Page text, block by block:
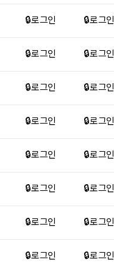
🔒 로그인 🔒 로그인
🔒 로그인 🔒 로그인
🔒 로그인 🔒 로그인
🔒 로그인 🔒 로그인
🔒 로그인 🔒 로그인
🔒 로그인 🔒 로그인
🔒 로그인 🔒 로그인
🔒 로그인 🔒 로그인